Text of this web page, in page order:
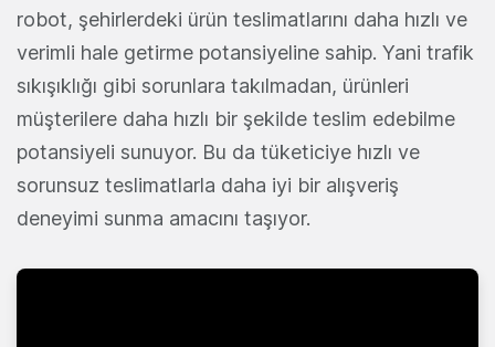
robot, şehirlerdeki ürün teslimatlarını daha hızlı ve
verimli hale getirme potansiyeline sahip. Yani trafik
sıkışıklığı gibi sorunlara takılmadan, ürünleri
müşterilere daha hızlı bir şekilde teslim edebilme
potansiyeli sunuyor. Bu da tüketiciye hızlı ve
sorunsuz teslimatlarla daha iyi bir alışveriş
deneyimi sunma amacını taşıyor.